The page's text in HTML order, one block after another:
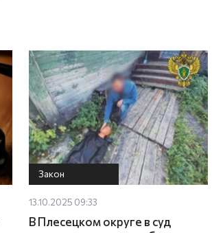
Закон
13.10.2025 09:33
В Плесецком округе в суд